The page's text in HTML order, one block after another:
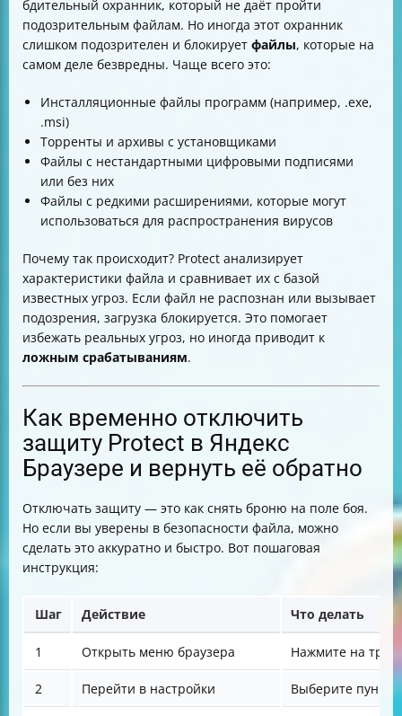
Итоговый чек-лист для безопасной загрузки
Частые ошибки и их решения
Визуальные подсказки
Заключение
бдительный охранник, который не даёт пройти
подозрительным файлам. Но иногда этот охранник
слишком подозрителен и блокирует файлы, которые на
самом деле безвредны. Чаще всего это:
Инсталляционные файлы программ (например, .exe,
.msi)
Торренты и архивы с установщиками
Файлы с нестандартными цифровыми подписями
или без них
Файлы с редкими расширениями, которые могут
использоваться для распространения вирусов
Почему так происходит? Protect анализирует
характеристики файла и сравнивает их с базой
известных угроз. Если файл не распознан или вызывает
подозрения, загрузка блокируется. Это помогает
избежать реальных угроз, но иногда приводит к
ложным срабатываниям.
Как временно отключить
защиту Protect в Яндекс
Браузере и вернуть её обратно
Отключать защиту — это как снять броню на поле боя.
Но если вы уверены в безопасности файла, можно
сделать это аккуратно и быстро. Вот пошаговая
инструкция:
Шаг Действие Что делать
1 Открыть меню браузера Нажмите на три
2 Перейти в настройки Выберите пункт